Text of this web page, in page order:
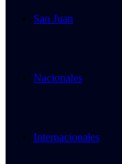
San Juan
Nacionales
Internacionales